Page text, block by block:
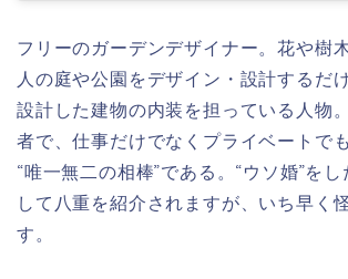
フリーのガーデンデザイナー。花や樹
人の庭や公園をデザイン・設計するだ
設計した建物の内装を担っている人物
者で、仕事だけでなくプライベートで
“唯一無二の相棒”である。“ウソ婚”を
して八重を紹介されますが、いち早く
す。